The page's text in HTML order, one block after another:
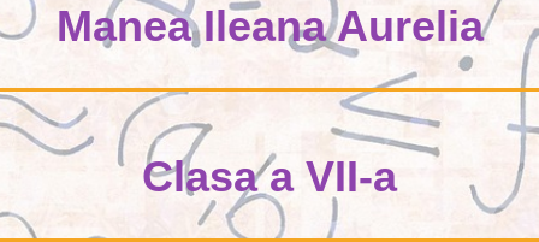
Manea Ileana Aurelia
Clasa a VII-a